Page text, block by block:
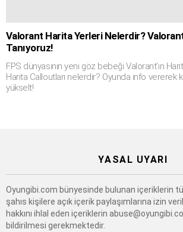
Valorant Harita Yerleri Nelerdir?
Tanıyoruz!
FPS dünyasının yeni göz bebeği Valorant’ın
Harita Calloutları nelerdir? Oyunda info vererek
yükselt!
YASAL UYARI
Oyungibi.com bünyesinde bulunan içeriklerin
şahıs kişilere açık içerik paylaşımlarına izin
hakkını ihlal eden içeriklerin
bildirilmesi gerekmektedir.